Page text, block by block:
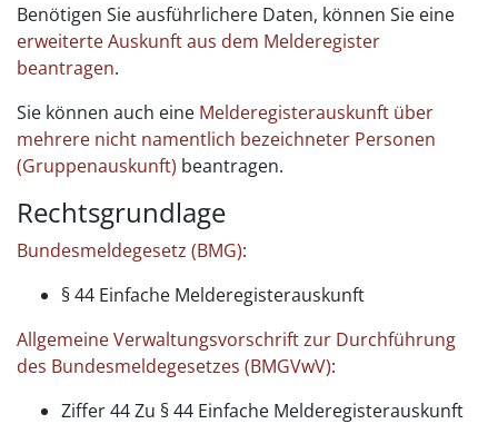
Benötigen Sie ausführlichere Daten, können Sie eine
erweiterte Auskunft aus dem Melderegister
beantragen.
Sie können auch eine Melderegisterauskunft über
mehrere nicht namentlich bezeichneter Personen
(Gruppenauskunft) beantragen.
Rechtsgrundlage
Bundesmeldegesetz (BMG):
§ 44 Einfache Melderegisterauskunft
Allgemeine Verwaltungsvorschrift zur Durchführung
des Bundesmeldegesetzes (BMGVwV):
Ziffer 44 Zu § 44 Einfache Melderegisterauskunft